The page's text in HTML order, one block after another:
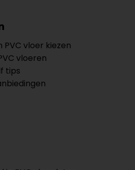
vloer kiezen
vloeren
tips